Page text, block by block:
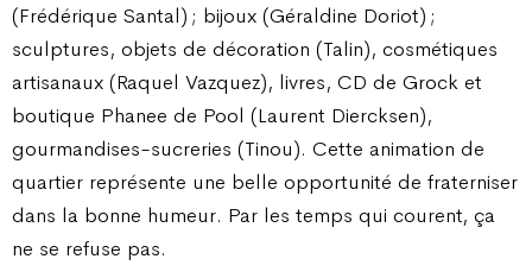
(Frédérique Santal) ; bijoux (Géraldine Doriot) ;
sculptures, objets de décoration (Talin), cosmétiques
artisanaux (Raquel Vazquez), livres, CD de Grock et
boutique Phanee de Pool (Laurent Diercksen),
gourmandises-sucreries (Tinou). Cette animation de
quartier représente une belle opportunité de fraterniser
dans la bonne humeur. Par les temps qui courent, ça
ne se refuse pas.